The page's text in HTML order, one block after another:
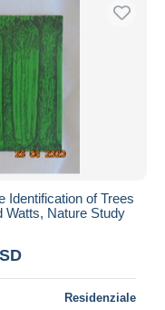
Identification of Trees
Watts, Nature Study
Residenziale